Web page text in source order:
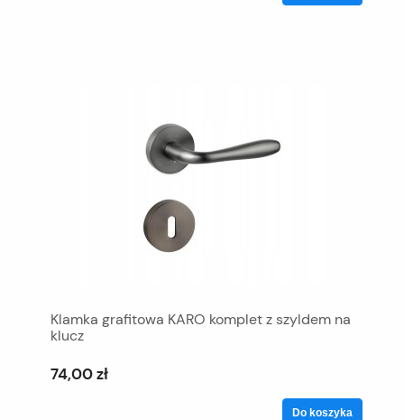
Klamka grafitowa KARO komplet z szyldem na
klucz
74,00 zł
Do koszyka